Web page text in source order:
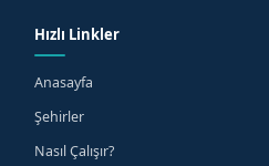
Hızlı Linkler
Anasayfa
Şehirler
Nasıl Çalışır?